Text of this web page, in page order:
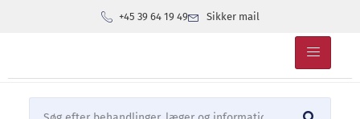
+45 39 64 19 49 Sikker mail